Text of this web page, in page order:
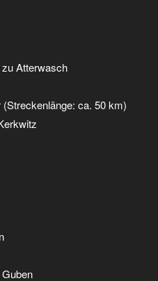
Atterwasch
ca. 50 km)